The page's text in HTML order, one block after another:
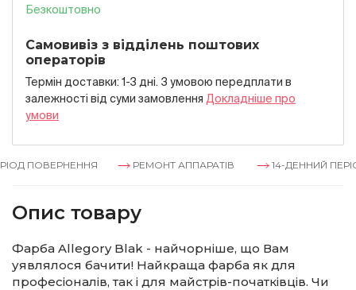
Безкоштовно
Самовивіз з відділень поштових
операторів
Термін доставки: 1-3 дні. З умовою передплати в
залежностi вiд суми замовлення Докладнiше про
умови
ПОВЕРНЕННЯ РЕМОНТ АППАРАТІВ 14-ДЕННИЙ
Опис товару
Фарба Allegory Blak - найчорніше, що Вам
уявлялося бачити! Найкраща фарба як для
професіоналів, так і для майстрів-початківців. Чи